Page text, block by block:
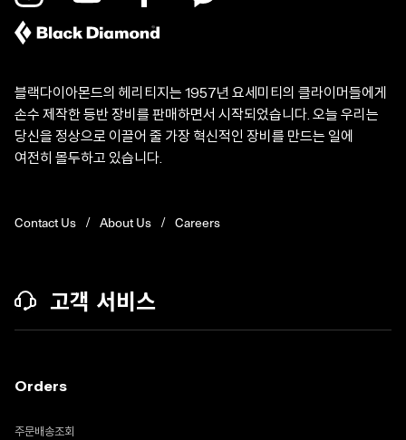
블랙다이아몬드의 헤리티지는 1957년 요세미티의 클라이머들에게
손수 제작한 등반 장비를 판매하면서 시작되었습니다. 오늘 우리는
당신을 정상으로 이끌어 줄 가장 혁신적인 장비를 만드는 일에
여전히 몰두하고 있습니다.
Contact Us About Us Careers
고객 서비스
Orders
주문배송조회